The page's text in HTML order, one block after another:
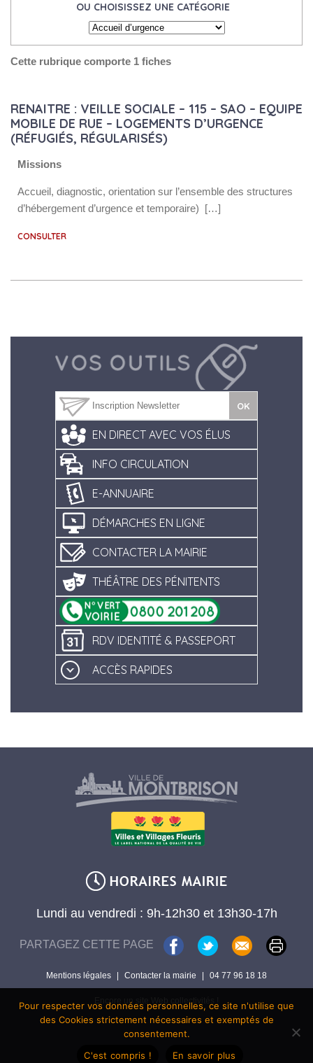
OU CHOISISSEZ UNE CATÉGORIE
Cette rubrique comporte 1 fiches
RENAITRE : VEILLE SOCIALE – 115 – SAO – EQUIPE
MOBILE DE RUE – LOGEMENTS D’URGENCE
(RÉFUGIÉS, RÉGULARISÉS)
Missions
Accueil, diagnostic, orientation sur l’ensemble des structures
d’hébergement d’urgence et temporaire) […]
CONSULTER
EN DIRECT AVEC VOS ÉLUS
INFO CIRCULATION
E-ANNUAIRE
DÉMARCHES EN LIGNE
CONTACTER LA MAIRIE
THÉÂTRE DES PÉNITENTS
RDV IDENTITÉ & PASSEPORT
ACCÈS RAPIDES
Lundi au vendredi : 9h-12h30 et 13h30-17h
PARTAGEZ CETTE PAGE
Mentions légales Contacter la mairie 04 77 96 18 18
Encore un site Web collectivités !
Pour respecter vos données personnelles, ce site n'utilise que
des Cookies strictement nécessaires et exemptés de
consentement.
C'est compris !
En savoir plus